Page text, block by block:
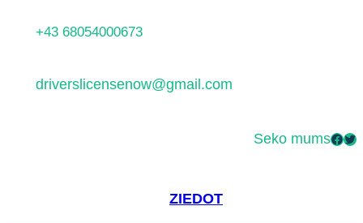
+43 68054000673
driverslicensenow@gmail.com
Seko mumsFacebook Twitter
ZIEDOT